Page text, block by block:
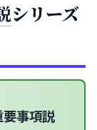
シリーズ
要事項説